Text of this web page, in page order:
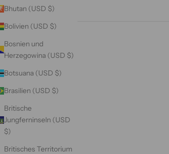
Bhutan (USD $)
Bolivien (USD $)
Bosnien und
Herzegowina (USD $)
Botsuana (USD $)
Brasilien (USD $)
Britische
Jungferninseln (USD
$)
Britisches Territorium